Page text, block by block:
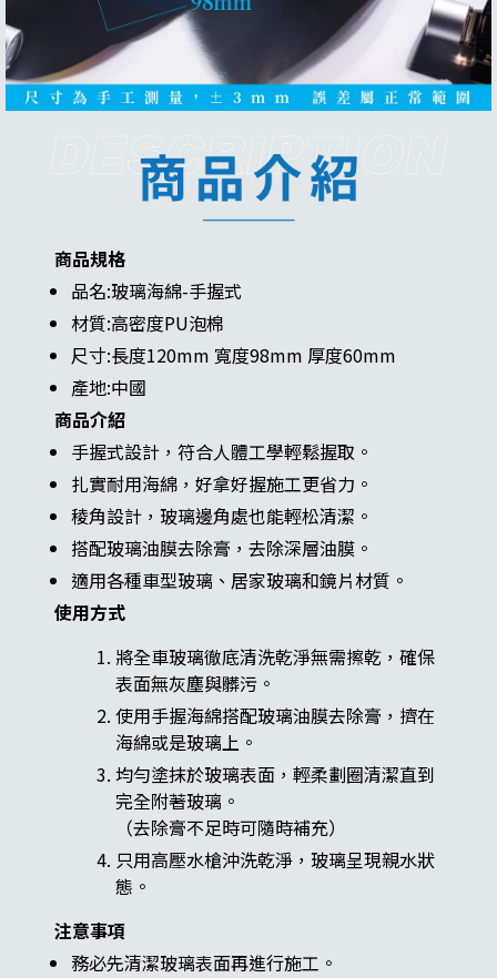
商品規格
品名:玻璃海綿-手握式
材質:高密度PU泡棉
尺寸:長度120mm 寬度98mm 厚度60mm
產地:中國
商品介紹
手握式設計，符合人體工學輕鬆握取。
扎實耐用海綿，好拿好握施工更省力。
稜角設計，玻璃邊角處也能輕松清潔。
搭配玻璃油膜去除膏，去除深層油膜。
適用各種車型玻璃、居家玻璃和鏡片材質。
使用方式
將全車玻璃徹底清洗乾淨無需擦乾，確保
表面無灰塵與髒污。
使用手握海綿搭配玻璃油膜去除膏，擠在
海綿或是玻璃上。
均勻塗抹於玻璃表面，輕柔劃圈清潔直到
完全附著玻璃。
（去除膏不足時可隨時補充）
只用高壓水槍沖洗乾淨，玻璃呈現親水狀
態。
注意事項
務必先清潔玻璃表面再進行施工。